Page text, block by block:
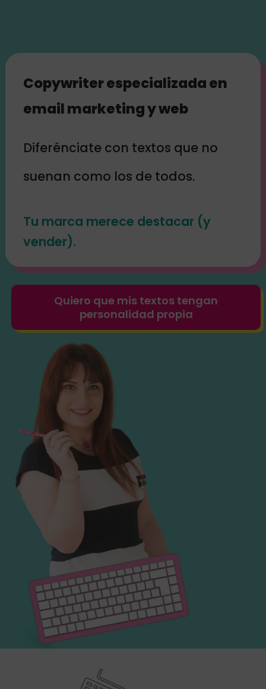
Copywriter especializada en
email marketing y web
Diferénciate con textos que no
suenan como los de todos.
Tu marca merece destacar (y
vender).
Quiero que mis textos tengan
personalidad propia